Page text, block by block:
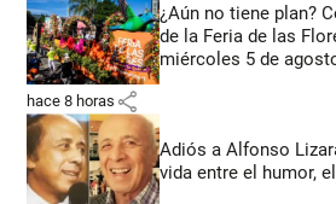
¿Aún no tiene plan?
de la Feria de las
miércoles 5 de
hace 8 horas share
Adiós a Alfonso
vida entre el humor,